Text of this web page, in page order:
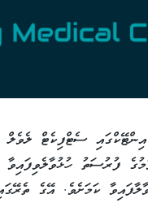
ސެޓްފިކެޓް
ކަމަށެވެ. އޭގެ